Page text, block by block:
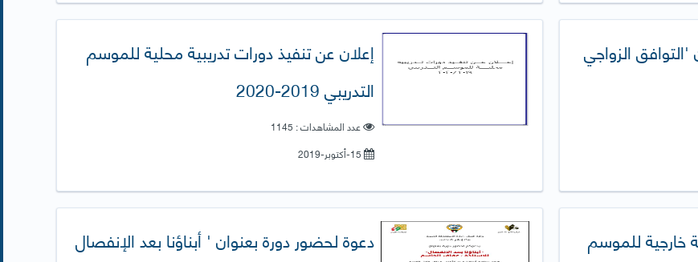
الزواجي
إعلان عن تنفيذ دورات تدريبية محلية للموسم
التدريبي 2019-2020
عدد المشاهدات : 1145
خارجية للموسم دعوة لحضور دورة بعنوان ' أبناؤنا بعد الإنفصال